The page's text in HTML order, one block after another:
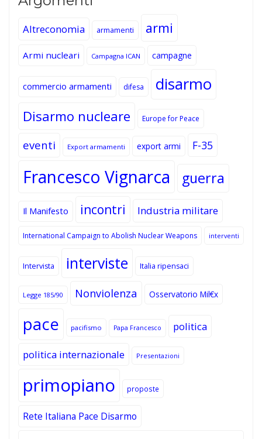
Altreconomia armamenti armi
Armi nucleari Campagna ICAN campagne
commercio armamenti difesa disarmo
Disarmo nucleare Europe for Peace
eventi Export armamenti export armi F-35
Francesco Vignarca guerra
Il Manifesto incontri Industria militare
International Campaign to Abolish Nuclear Weapons interventi
Intervista interviste Italia ripensaci
Legge 185/90 Nonviolenza Osservatorio Mil€x
pace pacifismo Papa Francesco politica
politica internazionale Presentazioni
primopiano proposte
Rete Italiana Pace Disarmo